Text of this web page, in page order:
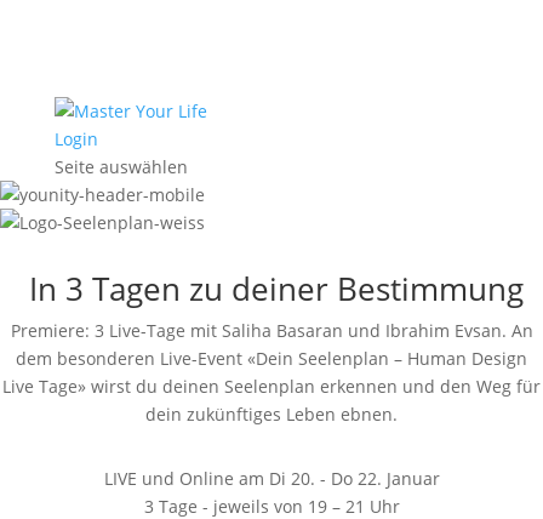
Login
Seite auswählen
In 3 Tagen zu deiner Bestimmung
Premiere: 3 Live-Tage mit Saliha Basaran und Ibrahim Evsan. An
dem besonderen Live-Event «Dein Seelenplan – Human Design
Live Tage» wirst du deinen Seelenplan erkennen und den Weg für
dein zukünftiges Leben ebnen.
LIVE und Online am Di 20. - Do 22. Januar
3 Tage - jeweils von 19 – 21 Uhr